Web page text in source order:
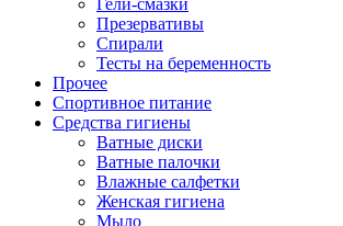
Гели-смазки
Презервативы
Спирали
Тесты на беременность
Прочее
Спортивное питание
Средства гигиены
Ватные диски
Ватные палочки
Влажные салфетки
Женская гигиена
Мыло